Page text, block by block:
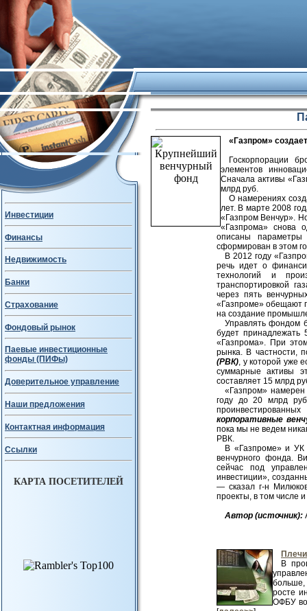
Инвестиции
Финансы
Недвижимость
Банки
Страхование
Фондовый рынок
Паевые инвестиционные
фонды (ПИФы)
Доверительное управление
Наши предложения
Контактная информация
Ссылки
КАРТА ПОСЕТИТЕЛЕЙ
«Газпром»
Госкорпорации
элементов
Сначала активы
млрд руб.
О намерениях
лет. В марте 2008
«Газпром Венчур».
«Газпрома» снова
описаны
сформирован в этом
В 2012 году
речь идет о
технологий и
транспортировкой
через пять
«Газпроме» обещают
на создание
Управлять фондом
будет принадлежать
«Газпрома». При
рынка. В частности,
(РВК), у которой уже
суммарные активы
составляет 15 млрд
«Газпром» намерен
году до 20 млрд
корпоративные
пока мы не ведем
РВК.
В «Газпроме» и УК
венчурного фонда.
сейчас под
инвестиции»,
— сказал г-н
проекты, в том числе
Автор (источник):
В
больше,
росте
ОФБУ во